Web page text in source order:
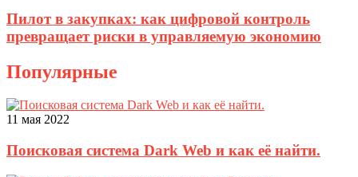
Пилот в закупках: как цифровой контроль
превращает риски в управляемую экономию
Популярные
11 мая 2022
Поисковая система Dark Web и как её найти.